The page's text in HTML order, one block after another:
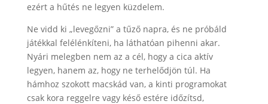
ezért a hűtés ne legyen küzdelem.
Ne vidd ki „levegőzni” a tűző napra, és ne próbáld
játékkal felélénkíteni, ha láthatóan pihenni akar.
Nyári melegben nem az a cél, hogy a cica aktív
legyen, hanem az, hogy ne terhelődjön túl. Ha
hámhoz szokott macskád van, a kinti programokat
csak kora reggelre vagy késő estére időzítsd,